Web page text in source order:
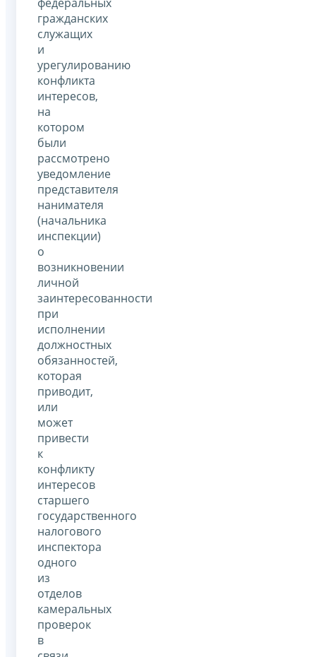
гражданских
служащих
и
урегулированию
конфликта
интересов,
на
котором
были
рассмотрено
уведомление
представителя
нанимателя
(начальника
инспекции)
о
возникновении
личной
заинтересованности
при
исполнении
должностных
обязанностей,
которая
приводит,
или
может
привести
к
конфликту
интересов
старшего
государственного
налогового
инспектора
одного
из
отделов
камеральных
проверок
в